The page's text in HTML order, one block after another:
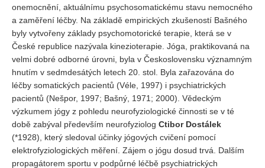
onemocnění, aktuálnímu psychosomatickému stavu nemocného
a zaměření léčby. Na základě empirických zkušeností Bašného
byly vytvořeny základy psychomotorické terapie, která se v
České republice nazývala kinezioterapie. Jóga, praktikovaná na
velmi dobré odborné úrovni, byla v Československu významným
hnutím v sedmdesátých letech 20. stol. Byla zařazována do
léčby somatických pacientů (Véle, 1997) i psychiatrických
pacientů (Nešpor, 1997; Bašný, 1971; 2000). Vědeckým
výzkumem jógy z pohledu neurofyziologické činnosti se v té
době zabýval především neurofyziolog Ctibor Dostálek
(*1928), který sledoval účinky jógových cvičení pomocí
elektrofyziologických měření. Zájem o jógu dosud trvá. Dalším
propagátorem sportu v podpůrné léčbě psychiatrických